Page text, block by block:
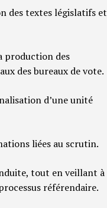
des textes législatifs et
production des
des bureaux de vote.
d’une unité
liées au scrutin.
tout en veillant à
référendaire.